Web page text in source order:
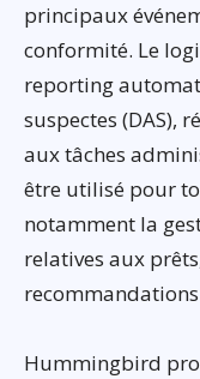
principaux
conformité. Le
reporting
suspectes (DAS),
aux tâches
être utilisé pour
notamment la
relatives aux
Hummingbird